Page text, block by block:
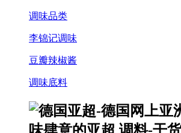
调味品类
李锦记调味
豆瓣辣椒酱
调味底料